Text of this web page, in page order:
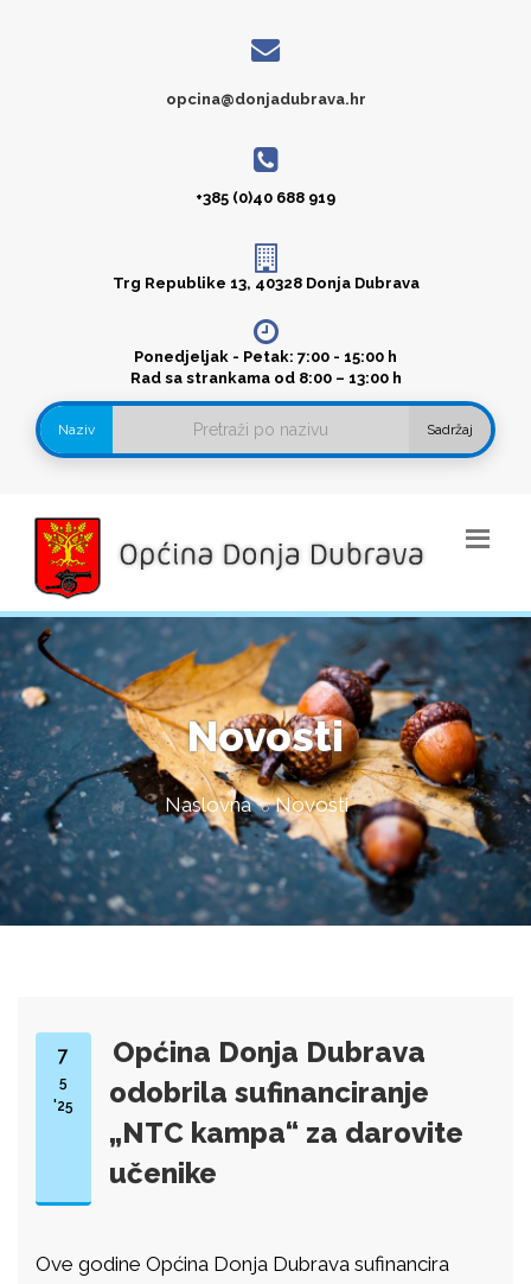
opcina@donjadubrava.hr
+385 (0)40 688 919
Trg Republike 13, 40328 Donja Dubrava
Ponedjeljak - Petak: 7:00 - 15:00 h
Rad sa strankama od 8:00 – 13:00 h
Naziv Sadržaj
Novosti
Naslovna Novosti
7
5
'25
Općina Donja Dubrava
odobrila sufinanciranje
„NTC kampa“ za darovite
učenike
Ove godine Općina Donja Dubrava sufinancira